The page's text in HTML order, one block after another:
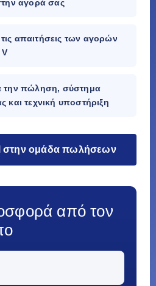
αγορά σας
απαιτήσεις των αγορών
V
την πώληση, σύστημα
και τεχνική υποστήριξη
στην ομάδα πωλήσεων
από τον